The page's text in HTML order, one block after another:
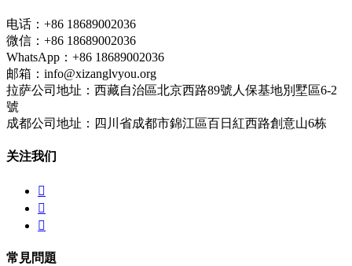
电话：+86 18689002036
微信：+86 18689002036
WhatsApp：+86 18689002036
邮箱：info@xizanglvyou.org
拉萨公司地址：西藏自治區北京西路89號人保基地別墅區6-2
號
成都公司地址：四川省成都市錦江區百日紅西路創意山6栋
关注我们



常見問題